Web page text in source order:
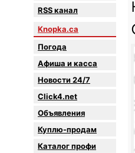
RSS канал
Knopka.ca
Погода
Афиша и касса
Новости 24/7
Click4.net
Объявления
Куплю-продам
Каталог профи